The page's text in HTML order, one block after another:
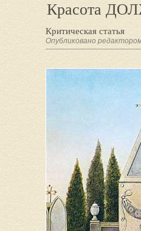
Красота
Критическая статья
Опубликовано